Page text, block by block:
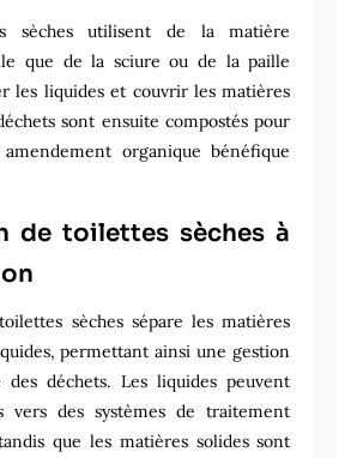
sèches utilisent de la matière
que de la sciure ou de la paille
les liquides et couvrir les matières
sont ensuite compostés pour
organique bénéfique
de toilettes sèches à
sèches sépare les matières
permettant ainsi une gestion
des déchets. Les liquides peuvent
vers des systèmes de traitement
que les matières solides sont